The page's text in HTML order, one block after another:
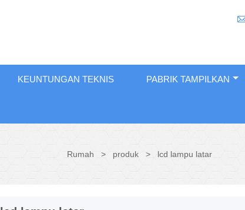
KEUNTUNGAN TEKNIS PABRIK TAMPILKAN
Rumah > produk > lcd lampu latar